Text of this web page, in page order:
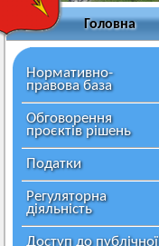
Головна
Нормативно-
правова база
Обговорення
проєктів рішень
Податки
Регуляторна
діяльність
Доступ до публічної